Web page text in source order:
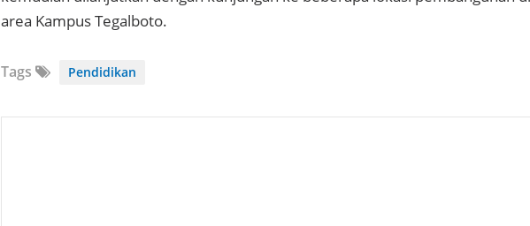
area Kampus Tegalboto.
Tags Pendidikan